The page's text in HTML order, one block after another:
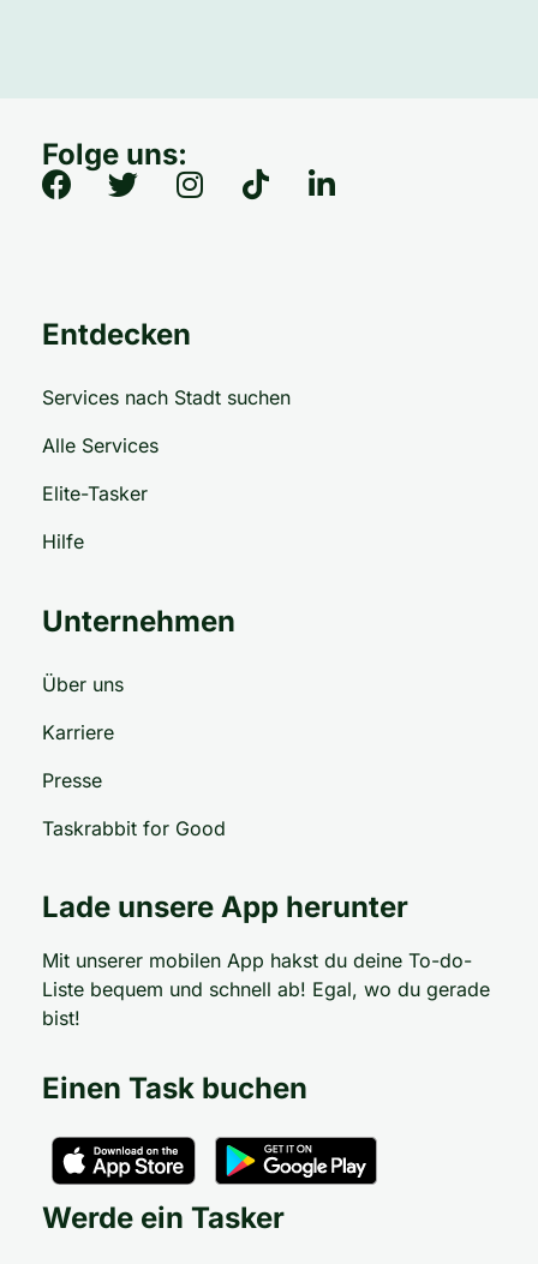
Folge uns:
Entdecken
Services nach Stadt suchen
Alle Services
Elite-Tasker
Hilfe
Unternehmen
Über uns
Karriere
Presse
Taskrabbit for Good
Lade unsere App herunter
Mit unserer mobilen App hakst du deine To-do-
Liste bequem und schnell ab! Egal, wo du gerade
bist!
Einen Task buchen
Werde ein Tasker